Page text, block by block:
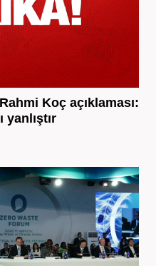
Koç açıklaması:
yanlıştır